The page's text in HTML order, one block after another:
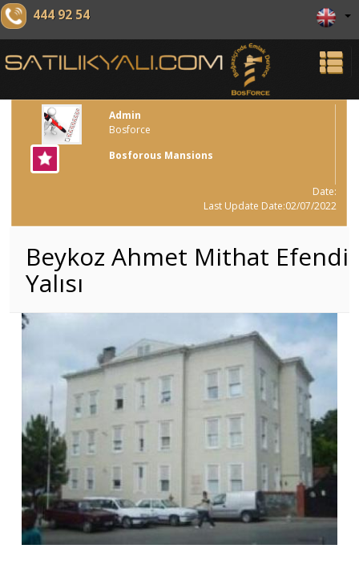
444 92 54
Admin
Bosforce
Bosforous Mansions
Date:
Last Update Date:02/07/2022
Beykoz Ahmet Mithat Efendi
Yalısı